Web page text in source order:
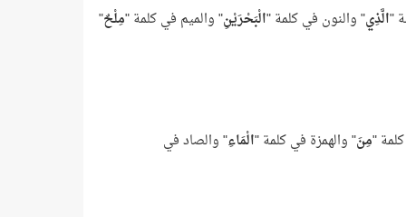
الَّذِي" والنون في كلمة "الْبَحْرَيْنِ" والميم في كلمة "مِلْحٌ"
"مِنَ" والهمزة في كلمة "الْمَاءِ" والصاد في